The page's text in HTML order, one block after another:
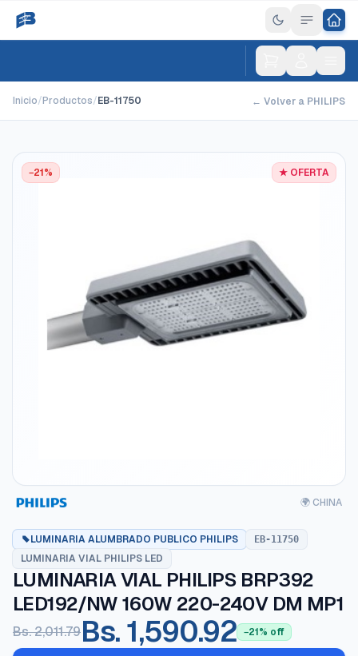
Inicio/Productos/EB-11750 ← Volver a PHILIPS
★ OFERTA
−21%
🌍 CHINA
LUMINARIA ALUMBRADO PUBLICO PHILIPS EB-11750
LUMINARIA VIAL PHILIPS LED
LUMINARIA VIAL PHILIPS BRP392
LED192/NW 160W 220-240V DM MP1
Bs. 2,011.79Bs. 1,590.92 −21% off